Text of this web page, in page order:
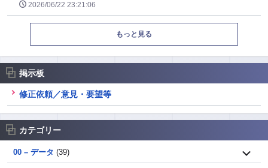
2026/06/22 23:21:06
もっと見る
掲示板
修正依頼／意見・要望等
カテゴリー
00 – データ (39)